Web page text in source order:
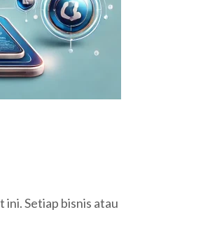
ini. Setiap bisnis atau